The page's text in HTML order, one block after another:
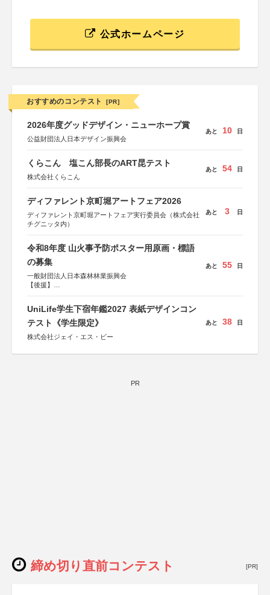
公式ホームページ
おすすめのコンテスト [PR]
2026年度グッドデザイン・ニューホープ賞
公益財団法人日本デザイン振興会
あと 10 日
くらこん 塩こん部長のART昆テスト
株式会社くらこん
あと 54 日
ディファレント京町堀アートフェア2026
ディファレント京町堀アートフェア実行委員会（株式会社
チグニッタ内）
あと 3 日
令和8年度 山火事予防ポスター用原画・標語
の募集
一般財団法人日本森林林業振興会
【後援】
会、森林火災対策協会
あと 55 日
UniLife学生下宿年鑑2027 表紙デザインコン
テスト《学生限定》
株式会社ジェイ・エス・ビー
あと 38 日
PR
締め切り直前コンテスト [PR]